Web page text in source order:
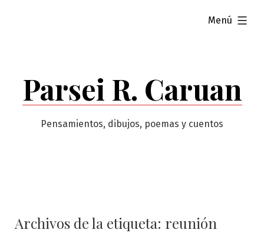
Parsei R. Caruan
Pensamientos, dibujos, poemas y cuentos
Menú
ampliado
Archivos de la etiqueta: reunión